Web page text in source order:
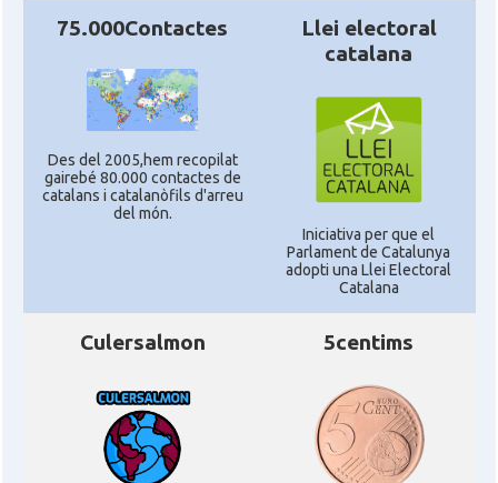
75.000Contactes
Des del 2005,hem recopilat
gairebé 80.000 contactes de
catalans i catalanòfils d'arreu
del món.
Llei electoral
catalana
Iniciativa per que el
Parlament de Catalunya
adopti una Llei Electoral
Catalana
Culersalmon 5centims